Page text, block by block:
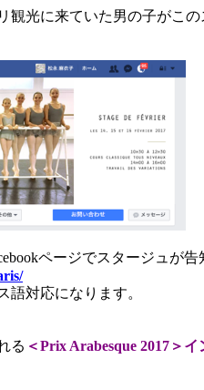
光に来ていた男の子がこの
ページでスタージュが告
語対応になります。
る ＜Prix Arabesque 2017＞